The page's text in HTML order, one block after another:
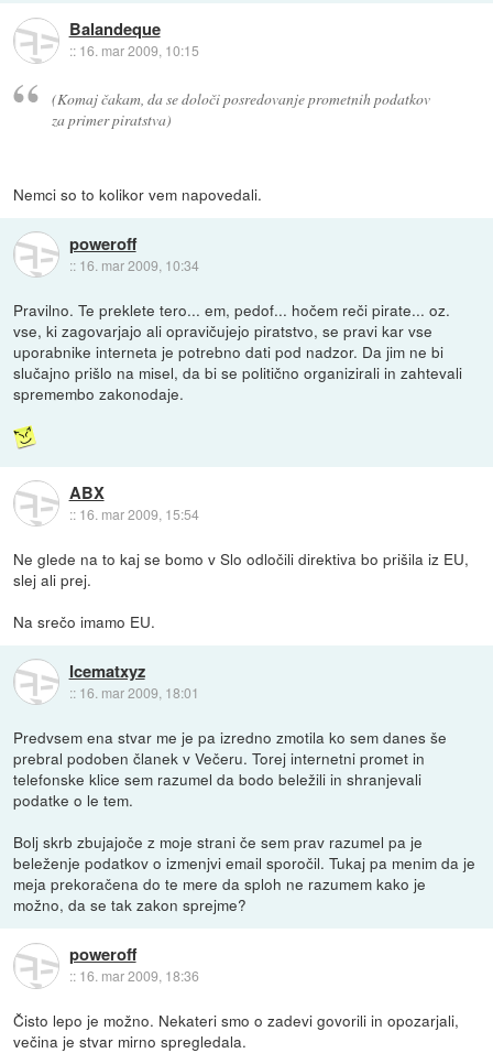
Balandeque
:: 16. mar 2009, 10:15
(Komaj čakam, da se določi posredovanje prometnih podatkov
za primer piratstva)
Nemci so to kolikor vem napovedali.
poweroff
:: 16. mar 2009, 10:34
Pravilno. Te preklete tero... em, pedof... hočem reči pirate... oz.
vse, ki zagovarjajo ali opravičujejo piratstvo, se pravi kar vse
uporabnike interneta je potrebno dati pod nadzor. Da jim ne bi
slučajno prišlo na misel, da bi se politično organizirali in zahtevali
spremembo zakonodaje.
ABX
:: 16. mar 2009, 15:54
Ne glede na to kaj se bomo v Slo odločili direktiva bo prišila iz EU,
slej ali prej.
Na srečo imamo EU.
Icematxyz
:: 16. mar 2009, 18:01
Predvsem ena stvar me je pa izredno zmotila ko sem danes še
prebral podoben članek v Večeru. Torej internetni promet in
telefonske klice sem razumel da bodo beležili in shranjevali
podatke o le tem.
Bolj skrb zbujajoče z moje strani če sem prav razumel pa je
beleženje podatkov o izmenjvi email sporočil. Tukaj pa menim da je
meja prekoračena do te mere da sploh ne razumem kako je
možno, da se tak zakon sprejme?
poweroff
:: 16. mar 2009, 18:36
Čisto lepo je možno. Nekateri smo o zadevi govorili in opozarjali,
večina je stvar mirno spregledala.